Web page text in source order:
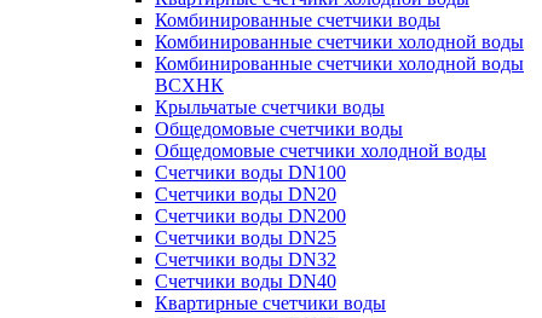
Комбинированные счетчики воды
Комбинированные счетчики холодной воды
Комбинированные счетчики холодной воды
ВСХНК
Крыльчатые счетчики воды
Общедомовые счетчики воды
Общедомовые счетчики холодной воды
Счетчики воды DN100
Счетчики воды DN20
Счетчики воды DN200
Счетчики воды DN25
Счетчики воды DN32
Счетчики воды DN40
Квартирные счетчики воды